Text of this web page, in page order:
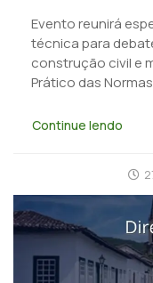
Evento reunirá
técnica para
construção civil e
Prático das
Continue lendo